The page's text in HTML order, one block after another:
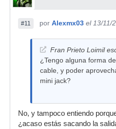
#11 por Alexmx03 el 13/11/
Fran Prieto Loimil
¿Tengo alguna forma
cable, y poder
mini jack?
No, y tampoco entiendo
¿acaso estás sacando la